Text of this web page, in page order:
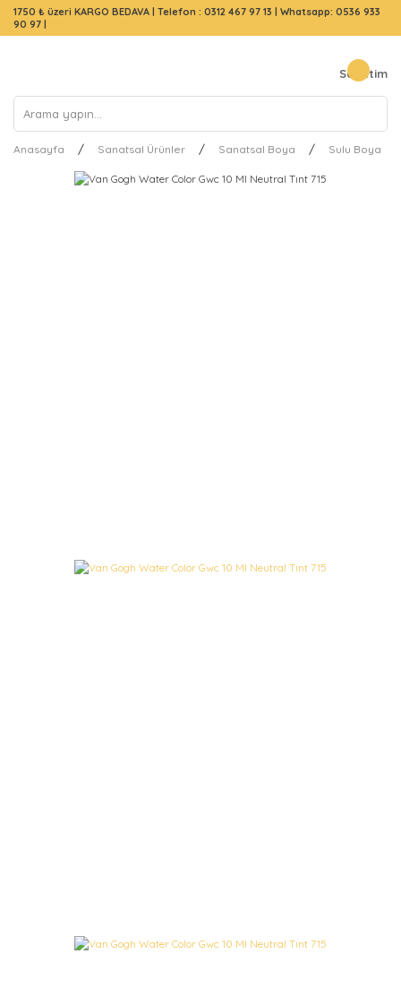
1750 ₺ üzeri KARGO BEDAVA | Telefon : 0312 467 97 13 | Whatsapp: 0536 933
90 97 |
Sepetim
Anasayfa Sanatsal Ürünler Sanatsal Boya Sulu Boya